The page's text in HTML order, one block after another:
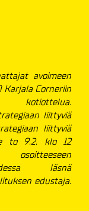
avoimeen
Karjala Corneriin
kotiottelua.
liittyviä
liittyviä
to 9.2. klo 12
läsnä
edustaja.